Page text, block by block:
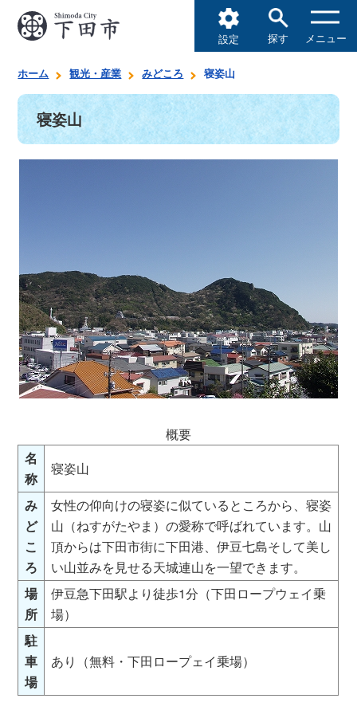
設定 探す メニュー
ホーム 観光・産業 みどころ 寝姿山
寝姿山
概要
名
称
寝姿山
み
ど
こ
ろ
女性の仰向けの寝姿に似ているところから、寝姿
山（ねすがたやま）の愛称で呼ばれています。山
頂からは下田市街に下田港、伊豆七島そして美し
い山並みを見せる天城連山を一望できます。
場
所
伊豆急下田駅より徒歩1分（下田ロープウェイ乗
場）
駐
車
場
あり（無料・下田ロープェイ乗場）